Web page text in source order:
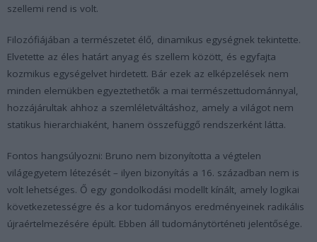
szellemi rend is volt.
Filozófiájában a természetet élő, dinamikus egységnek tekintette.
Elvetette az éles határt anyag és szellem között, és egyfajta
kozmikus egységelvet hirdetett. Bár ezek az elképzelések nem
minden elemükben egyeztethetők a mai természettudománnyal,
hozzájárultak ahhoz a szemléletváltáshoz, amely a világot nem
statikus hierarchiaként, hanem összefüggő rendszerként látta.
Fontos hangsúlyozni: Bruno nem bizonyította a végtelen
világegyetem létezését – ilyen bizonyítás a 16. században nem is
volt lehetséges. Ő egy gondolkodási modellt kínált, amely logikai
következetességre és a kor tudományos eredményeinek radikális
újraértelmezésére épült. Ebben áll tudománytörténeti jelentősége.